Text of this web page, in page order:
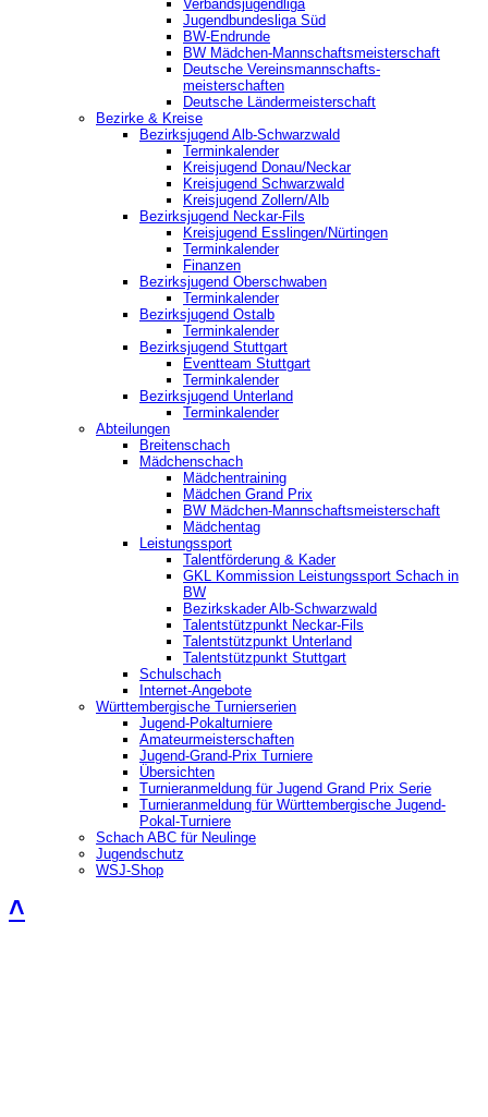
Verbandsjugendliga
Jugendbundesliga Süd
BW-Endrunde
BW Mädchen-Mannschaftsmeisterschaft
Deutsche Vereinsmannschafts-
meisterschaften
Deutsche Ländermeisterschaft
Bezirke & Kreise
Bezirksjugend Alb-Schwarzwald
Terminkalender
Kreisjugend Donau/Neckar
Kreisjugend Schwarzwald
Kreisjugend Zollern/Alb
Bezirksjugend Neckar-Fils
Kreisjugend ‎Esslingen/Nürtingen
Terminkalender
Finanzen
Bezirksjugend Oberschwaben
Terminkalender
Bezirksjugend Ostalb
Terminkalender
Bezirksjugend Stuttgart
‎Eventteam Stuttgart
Terminkalender
Bezirksjugend Unterland
Terminkalender
Abteilungen
Breitenschach
Mädchenschach
Mädchentraining
Mädchen Grand Prix
BW Mädchen-Mannschaftsmeisterschaft
Mädchentag
Leistungssport
Talentförderung & Kader
GKL Kommission Leistungssport Schach in
BW
Bezirkskader Alb-Schwarzwald
Talentstützpunkt Neckar-Fils
Talentstützpunkt Unterland
Talentstützpunkt Stuttgart
Schulschach
Internet-Angebote
Württembergische Turnierserien
Jugend-Pokalturniere
Amateurmeisterschaften
Jugend-Grand-Prix Turniere
Übersichten
Turnieranmeldung für Jugend Grand Prix Serie
Turnieranmeldung für Württembergische Jugend-
Pokal-Turniere
Schach ABC für Neulinge
Jugendschutz
WSJ-Shop
˄